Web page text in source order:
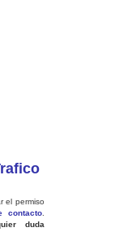
el permiso
contacto
duda